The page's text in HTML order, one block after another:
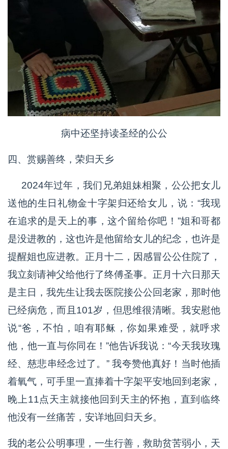
病中还坚持读圣经的公公
四、赏赐善终，荣归天乡
2024年过年，我们兄弟姐妹相聚，公公把女儿
送他的生日礼物金十字架归还给女儿，说：“我现
在追求的是天上的事，这个留给你吧！”姐和哥都
是没进教的，这也许是他留给女儿的纪念，也许是
提醒姐也应进教。正月十二，因感冒公公住院了，
我立刻请神父给他行了终傅圣事。正月十六日那天
是主日，我先生让我去医院接公公回老家，那时他
已经病危，而且101岁，但思维很清晰。我安慰他
说“爸，不怕，咱有耶稣，你如果难受，就呼求
他，他一直与你同在！”他告诉我说：“今天我玫瑰
经、慈悲串经念过了。” 我夸赞他真好！当时他插
着氧气，可手里一直捧着十字架平安地回到老家，
晚上11点天主就接他回到天主的怀抱，直到临终
他没有一丝痛苦，安详地回归天乡。
我的老公公明事理，一生行善，救助贫苦弱小，天